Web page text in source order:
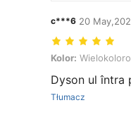
c***6 20
Kolor:
Kolor:
Dyson ul întra
Tłumacz